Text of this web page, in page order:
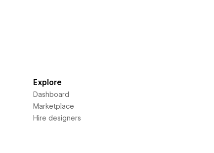
Explore
Dashboard
Marketplace
Hire designers